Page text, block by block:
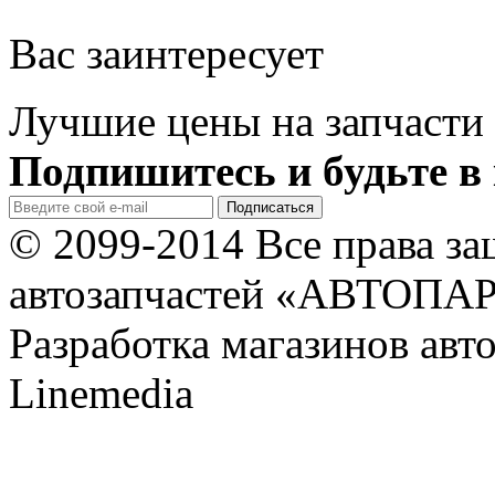
Вас заинтересует
Лучшие цены на запчасти
Подпишитесь и будьте в
© 2099-2014 Все права
автозапчастей
Разработка магазинов
Linemedia